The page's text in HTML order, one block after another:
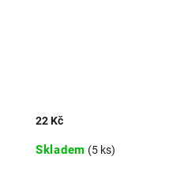
22 Kč
Skladem (5 ks)